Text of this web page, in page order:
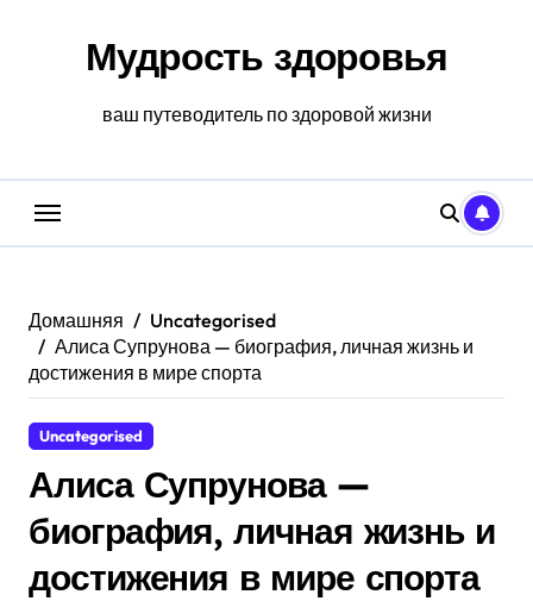
содержаниюМудрость здоровья
ваш путеводитель по здоровой жизни
Домашняя
Uncategorised
Алиса Супрунова — биография, личная жизнь и
достижения в мире спорта
Uncategorised
Алиса Супрунова —
биография, личная жизнь и
достижения в мире спорта